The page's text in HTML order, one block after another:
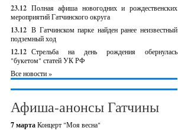
23.12 Полная афиша новогодних и рождественских
мероприятий Гатчинского округа
13.12 В Гатчинском парке найден ранее неизвестный
подземный ход
12.12 Стрельба на день рождения обернулась
"букетом" статей УК РФ
Все новости »
Афиша-анонсы Гатчины
7 мартаКонцерт "Моя весна"